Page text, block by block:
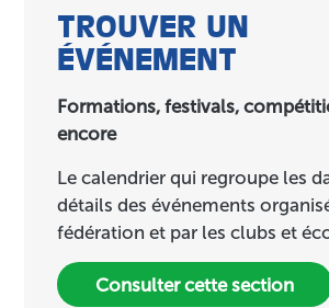
TROUVER UN
ÉVÉNEMENT
Formations, festivals,
encore
Le calendrier qui regroupe les
détails des événements
fédération et par les clubs et
Consulter cette section